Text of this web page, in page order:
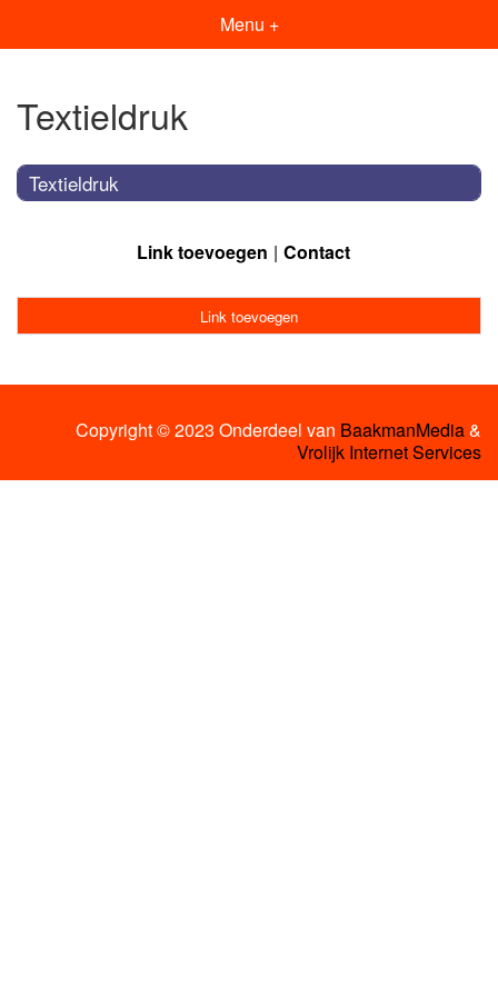
Menu +
Textieldruk
Textieldruk
Link toevoegen Contact
Link toevoegen
Copyright © 2023 Onderdeel van BaakmanMedia&
Vrolijk Internet Services